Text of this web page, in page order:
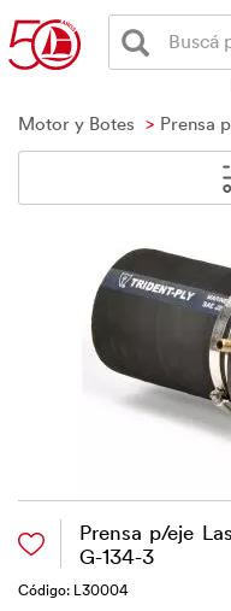
Buscá
Motor y Botes
Prensa
Prensa p/eje
G-134-3
Código: L30004